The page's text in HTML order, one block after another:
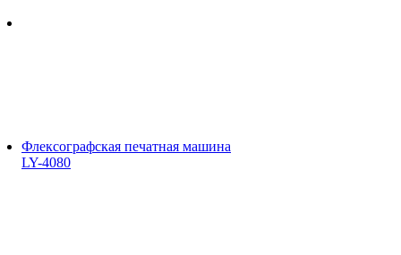
Флексографская печатная машина
LY-4080